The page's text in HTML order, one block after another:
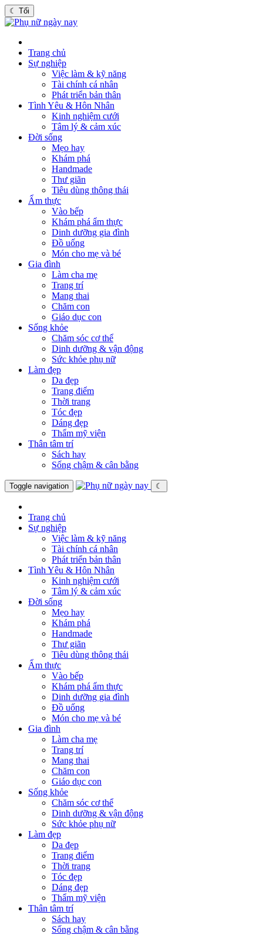
☾ Tối
Trang chủ
Sự nghiệp
Việc làm & kỹ năng
Tài chính cá nhân
Phát triển bản thân
Tình Yêu & Hôn Nhân
Kinh nghiệm cưới
Tâm lý & cảm xúc
Đời sống
Mẹo hay
Khám phá
Handmade
Thư giãn
Tiêu dùng thông thái
Ẩm thực
Vào bếp
Khám phá ẩm thực
Dinh dưỡng gia đình
Đồ uống
Món cho mẹ và bé
Gia đình
Làm cha mẹ
Trang trí
Mang thai
Chăm con
Giáo dục con
Sống khỏe
Chăm sóc cơ thể
Dinh dưỡng & vận động
Sức khỏe phụ nữ
Làm đẹp
Da đẹp
Trang điểm
Thời trang
Tóc đẹp
Dáng đẹp
Thẩm mỹ viện
Thân tâm trí
Sách hay
Sống chậm & cân bằng
Toggle navigation ☾
Trang chủ
Sự nghiệp
Việc làm & kỹ năng
Tài chính cá nhân
Phát triển bản thân
Tình Yêu & Hôn Nhân
Kinh nghiệm cưới
Tâm lý & cảm xúc
Đời sống
Mẹo hay
Khám phá
Handmade
Thư giãn
Tiêu dùng thông thái
Ẩm thực
Vào bếp
Khám phá ẩm thực
Dinh dưỡng gia đình
Đồ uống
Món cho mẹ và bé
Gia đình
Làm cha mẹ
Trang trí
Mang thai
Chăm con
Giáo dục con
Sống khỏe
Chăm sóc cơ thể
Dinh dưỡng & vận động
Sức khỏe phụ nữ
Làm đẹp
Da đẹp
Trang điểm
Thời trang
Tóc đẹp
Dáng đẹp
Thẩm mỹ viện
Thân tâm trí
Sách hay
Sống chậm & cân bằng